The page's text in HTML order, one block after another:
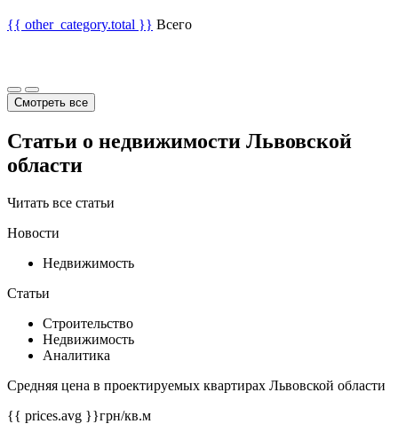
{{ other_category.total }} Всего
Смотреть все
Статьи о недвижимости Львовской
области
Читать все статьи
Новости
Недвижимость
Статьи
Строительство
Недвижимость
Аналитика
Средняя цена в проектируемых квартирах Львовской области
{{ prices.avg }}грн/кв.м